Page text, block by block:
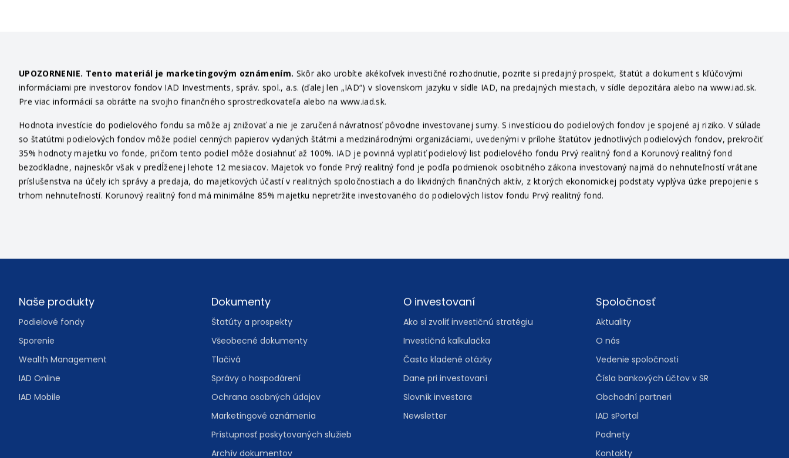
UPOZORNENIE. Tento materiál je marketingovým oznámením. Skôr ako urobíte akékoľvek investičné rozhodnutie, pozrite si predajný prospekt, štatút a dokument s kľúčovými
informáciami pre investorov fondov IAD Investments, správ. spol., a.s. (ďalej len „IAD“) v slovenskom jazyku v sídle IAD, na predajných miestach, v sídle depozitára alebo na www.iad.sk.
Pre viac informácií sa obráťte na svojho finančného sprostredkovateľa alebo na www.iad.sk.
Hodnota investície do podielového fondu sa môže aj znižovať a nie je zaručená návratnosť pôvodne investovanej sumy. S investíciou do podielových fondov je spojené aj riziko. V súlade
so štatútmi podielových fondov môže podiel cenných papierov vydaných štátmi a medzinárodnými organizáciami, uvedenými v prílohe štatútov jednotlivých podielových fondov, prekročiť
35% hodnoty majetku vo fonde, pričom tento podiel môže dosiahnuť až 100%. IAD je povinná vyplatiť podielový list podielového fondu Prvý realitný fond a Korunový realitný fond
bezodkladne, najneskôr však v predĺženej lehote 12 mesiacov. Majetok vo fonde Prvý realitný fond je podľa podmienok osobitného zákona investovaný najmä do nehnuteľností vrátane
príslušenstva na účely ich správy a predaja, do majetkových účastí v realitných spoločnostiach a do likvidných finančných aktív, z ktorých ekonomickej podstaty vyplýva úzke prepojenie s
trhom nehnuteľností. Korunový realitný fond má minimálne 85% majetku nepretržite investovaného do podielových listov fondu Prvý realitný fond.
Footer
Naše produkty
Podielové fondy
Sporenie
Wealth Management
IAD Online
IAD Mobile
Dokumenty
Štatúty a prospekty
Všeobecné dokumenty
Tlačivá
Správy o hospodárení
Ochrana osobných údajov
Marketingové oznámenia
Prístupnosť poskytovaných služieb
Archív dokumentov
O investovaní
Ako si zvoliť investičnú stratégiu
Investičná kalkulačka
Často kladené otázky
Dane pri investovaní
Slovník investora
Newsletter
Spoločnosť
Aktuality
O nás
Vedenie spoločnosti
Čísla bankových účtov v SR
Obchodní partneri
IAD sPortal
Podnety
Kontakty